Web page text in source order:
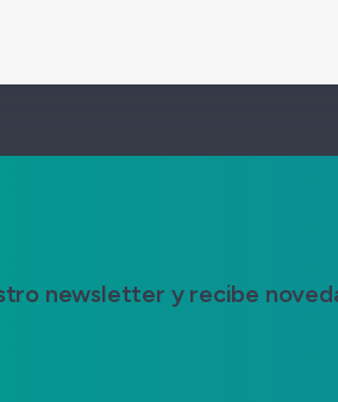
newsletter y recibe